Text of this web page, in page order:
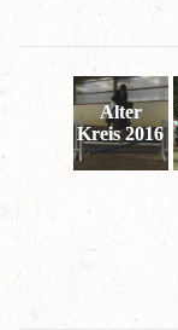
Alter
Kreis 2016